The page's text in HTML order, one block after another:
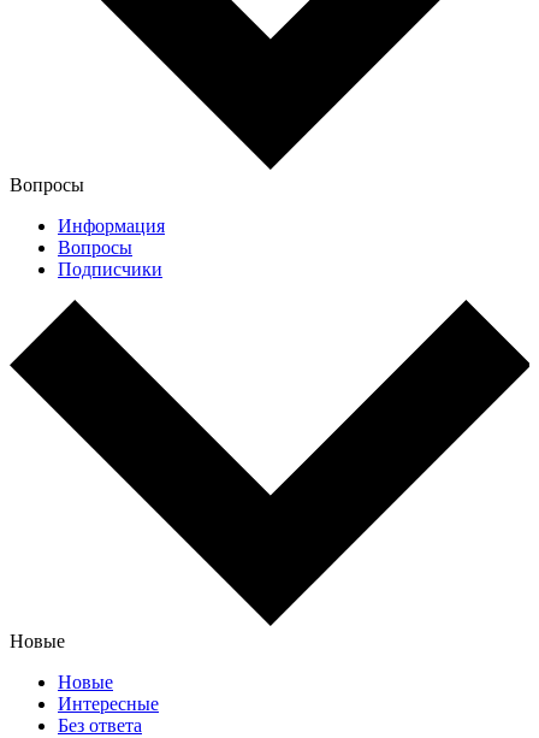
Вопросы
Информация
Вопросы
Подписчики
Новые
Новые
Интересные
Без ответа